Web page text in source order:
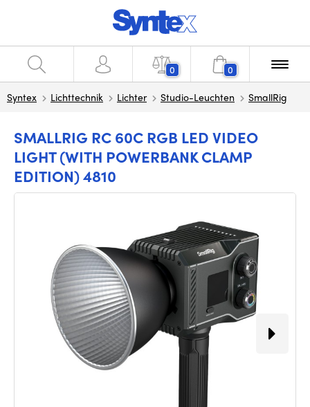
0 0
Syntex Lichttechnik Lichter Studio-Leuchten SmallRig
SMALLRIG RC 60C RGB LED VIDEO
LIGHT (WITH POWERBANK CLAMP
EDITION) 4810